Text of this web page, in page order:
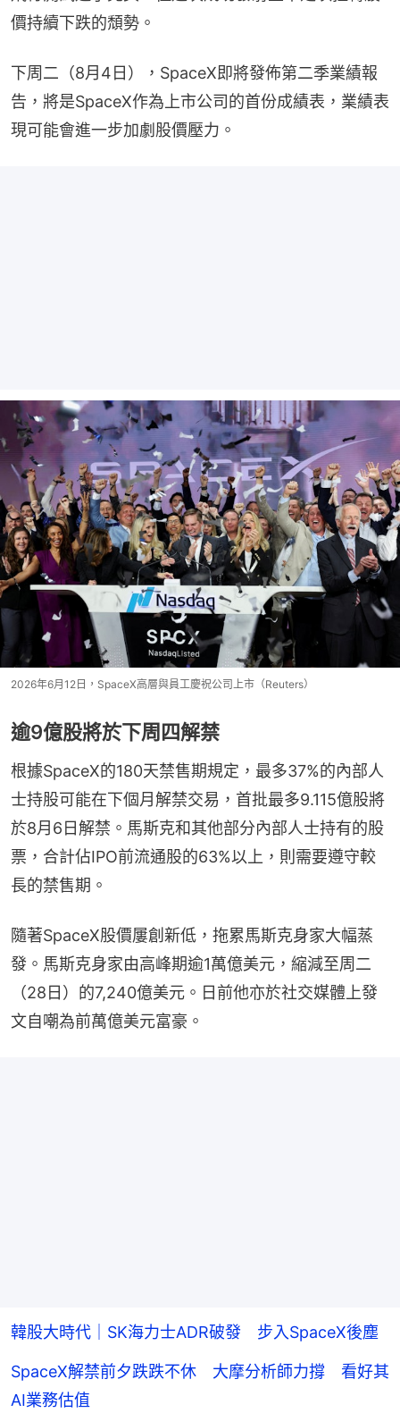
價持續下跌的頹勢。
下周二（8月4日），SpaceX即將發佈第二季業績報
告，將是SpaceX作為上市公司的首份成績表，業績表
現可能會進一步加劇股價壓力。
2026年6月12日，SpaceX高層與員工慶祝公司上市（Reuters）
逾9億股將於下周四解禁
根據SpaceX的180天禁售期規定，最多37%的內部人
士持股可能在下個月解禁交易，首批最多9.115億股將
於8月6日解禁。馬斯克和其他部分內部人士持有的股
票，合計佔IPO前流通股的63%以上，則需要遵守較
長的禁售期。
隨著SpaceX股價屢創新低，拖累馬斯克身家大幅蒸
發。馬斯克身家由高峰期逾1萬億美元，縮減至周二
（28日）的7,240億美元。日前他亦於社交媒體上發
文自嘲為前萬億美元富豪。
韓股大時代｜SK海力士ADR破發 步入SpaceX後塵
SpaceX解禁前夕跌跌不休 大摩分析師力撐 看好其
AI業務估值